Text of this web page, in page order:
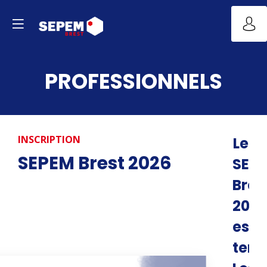
PROFESSIONNELS
INSCRIPTION
SEPEM Brest 2026
Le
2026
est